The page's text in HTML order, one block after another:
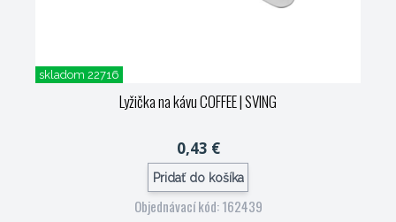
skladom 22716
Lyžička na kávu COFFEE| SVING
0,43 €
Pridať do košíka
Objednávací kód: 162439